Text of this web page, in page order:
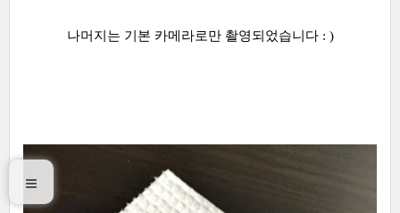
나머지는 기본 카메라로만 촬영되었습니다 : )